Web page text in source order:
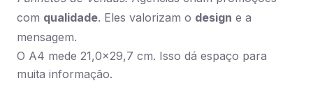
com qualidade. Eles valorizam o design e a
mensagem.
O A4 mede 21,0×29,7 cm. Isso dá espaço para
muita informação.